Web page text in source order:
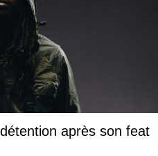
après son feat